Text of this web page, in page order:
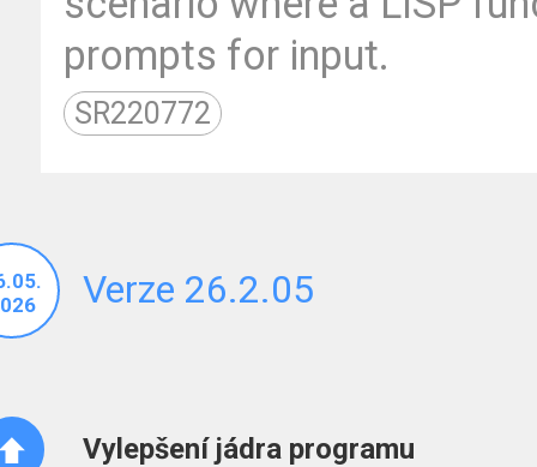
prompts for input.
SR220772
Verze 26.2.05
Vylepšení jádra programu